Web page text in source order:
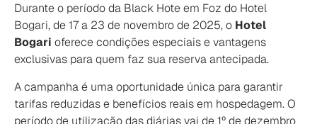
Durante o período da Black Hote em Foz do Hotel
Bogari, de 17 a 23 de novembro de 2025, o Hotel
Bogari oferece condições especiais e vantagens
exclusivas para quem faz sua reserva antecipada.
A campanha é uma oportunidade única para garantir
tarifas reduzidas e benefícios reais em hospedagem. O
período de utilização das diárias vai de 1º de dezembro